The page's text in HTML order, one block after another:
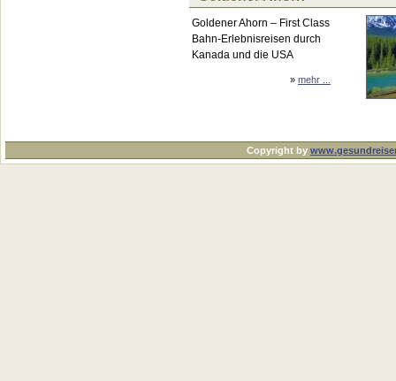
Goldener Ahorn – First Class
Bahn-Erlebnisreisen durch
Kanada und die USA
» mehr ...
Copyright by